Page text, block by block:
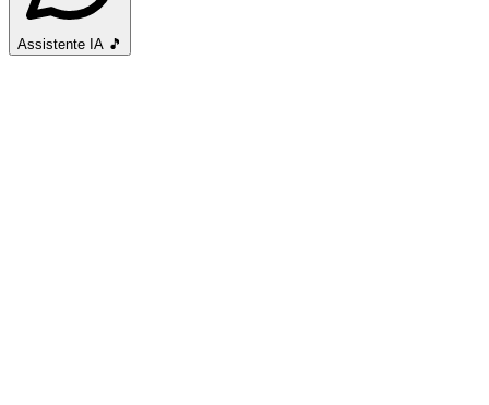
Assistente IA 🎵